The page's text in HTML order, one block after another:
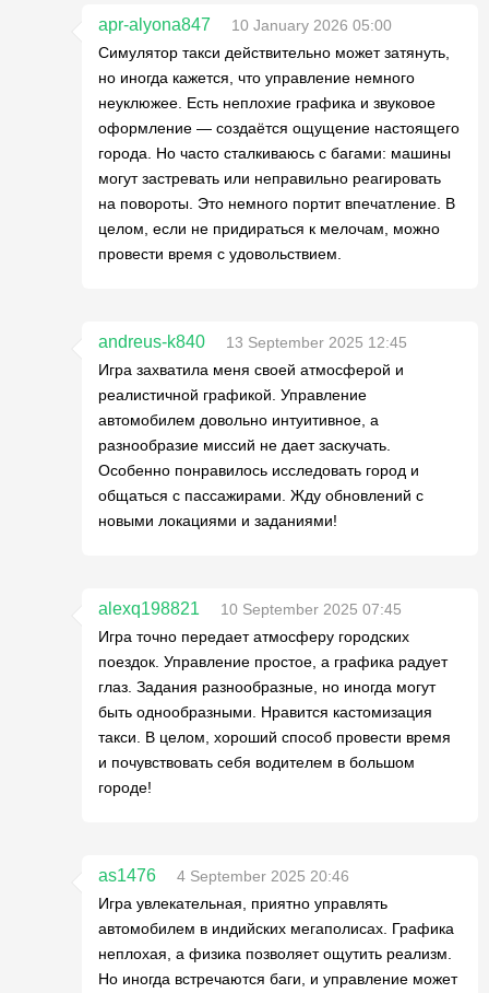
apr-alyona847
10 January 2026 05:00
Симулятор такси действительно может затянуть,
но иногда кажется, что управление немного
неуклюжее. Есть неплохие графика и звуковое
оформление — создаётся ощущение настоящего
города. Но часто сталкиваюсь с багами: машины
могут застревать или неправильно реагировать
на повороты. Это немного портит впечатление. В
целом, если не придираться к мелочам, можно
провести время с удовольствием.
andreus-k840
13 September 2025 12:45
Игра захватила меня своей атмосферой и
реалистичной графикой. Управление
автомобилем довольно интуитивное, а
разнообразие миссий не дает заскучать.
Особенно понравилось исследовать город и
общаться с пассажирами. Жду обновлений с
новыми локациями и заданиями!
alexq198821
10 September 2025 07:45
Игра точно передает атмосферу городских
поездок. Управление простое, а графика радует
глаз. Задания разнообразные, но иногда могут
быть однообразными. Нравится кастомизация
такси. В целом, хороший способ провести время
и почувствовать себя водителем в большом
городе!
as1476
4 September 2025 20:46
Игра увлекательная, приятно управлять
автомобилем в индийских мегаполисах. Графика
неплохая, а физика позволяет ощутить реализм.
Но иногда встречаются баги, и управление может